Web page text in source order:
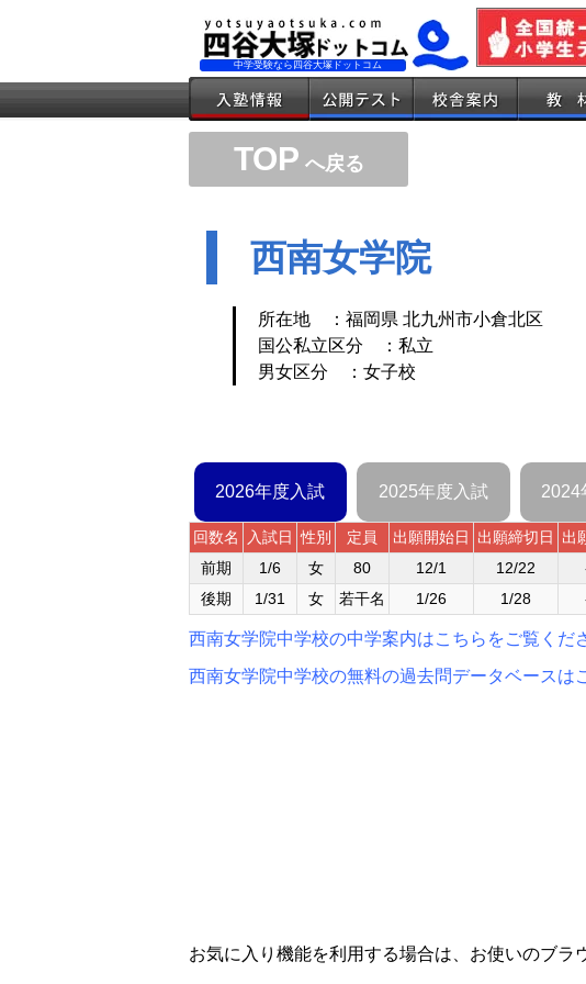
中学受験なら四谷大塚ドットコム
TOP へ戻る
西南女学院
所在地 ：福岡県 北九州市小倉北区
国公私立区分 ：私立
男女区分 ：女子校
2026年度入試 2025年度入試 2024
回数名 入試日 性別 定員 出願開始日 出願締切日 出
前期
1/6 女 80 12/1 12/22
後期
1/31 女 若干名 1/26 1/28
西南女学院中学校の中学案内はこちらをご覧くだ
西南女学院中学校の無料の過去問データベースは
お気に入り機能を利用する場合は、お使いのブラ